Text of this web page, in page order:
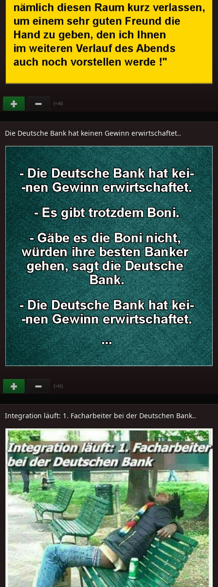
(+48)
Die Deutsche Bank hat keinen Gewinn erwirtschaftet..
(+81)
Integration läuft: 1. Facharbeiter bei der Deutschen Bank..